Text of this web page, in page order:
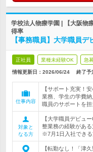
学校法人物療学園 | 【大阪
得率
【事務職員】大学職員
正社員 業種未経験OK 急
情報更新日：2026/06/24 終了予
仕事内容
【サポート充実！
業務、学生の学費
職員のサポートを担
対象と
なる方
【大学職員デビュ
整業務の経験があ
※7月1日入社できる
【転勤なし！「津